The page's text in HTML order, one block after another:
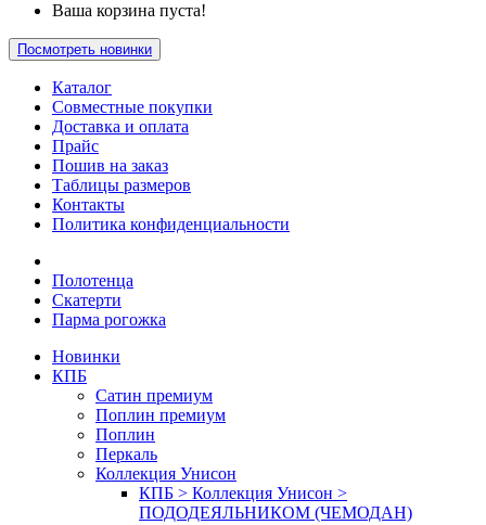
Ваша корзина пуста!
Посмотреть новинки
Каталог
Совместные покупки
Доставка и оплата
Прайс
Пошив на заказ
Таблицы размеров
Контакты
Политика конфиденциальности
Полотенца
Скатерти
Парма рогожка
Новинки
КПБ
Сатин премиум
Поплин премиум
Поплин
Перкаль
Коллекция Унисон
КПБ > Коллекция Унисон >
ПОДОДЕЯЛЬНИКОМ (ЧЕМОДАН)